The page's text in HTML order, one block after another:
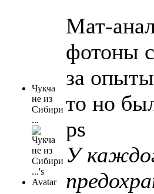
Чукча
не из
Сибири
...
Мат-
фотоны
за
то но
ps
У